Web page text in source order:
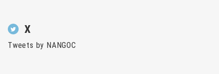
X
Tweets by NANGOC